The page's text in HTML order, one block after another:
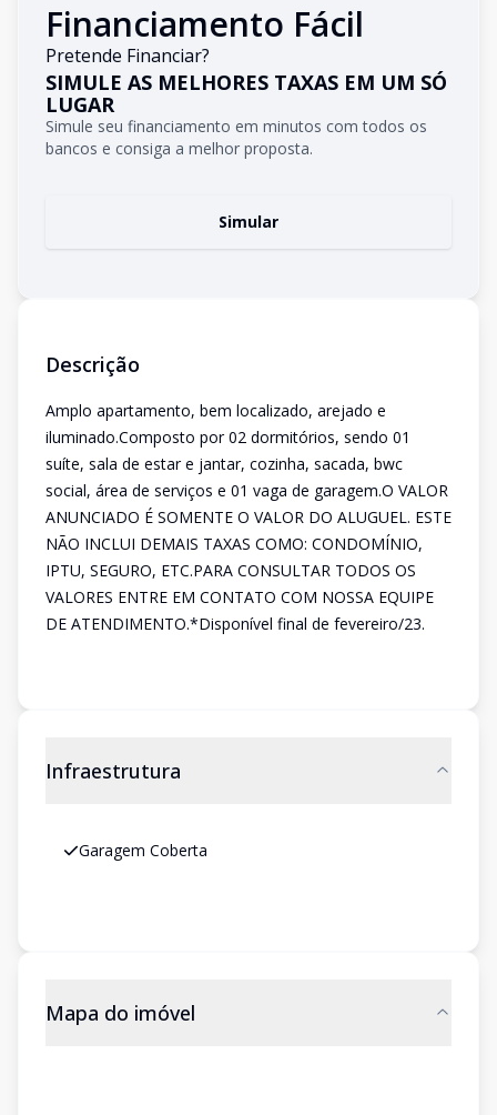
Financiamento Fácil
Pretende Financiar?
SIMULE AS MELHORES TAXAS EM UM SÓ
LUGAR
Simule seu financiamento em minutos com todos os
bancos e consiga a melhor proposta.
Simular
Descrição
Amplo apartamento, bem localizado, arejado e
iluminado.Composto por 02 dormitórios, sendo 01
suíte, sala de estar e jantar, cozinha, sacada, bwc
social, área de serviços e 01 vaga de garagem.O VALOR
ANUNCIADO É SOMENTE O VALOR DO ALUGUEL. ESTE
NÃO INCLUI DEMAIS TAXAS COMO: CONDOMÍNIO,
IPTU, SEGURO, ETC.PARA CONSULTAR TODOS OS
VALORES ENTRE EM CONTATO COM NOSSA EQUIPE
DE ATENDIMENTO.*Disponível final de fevereiro/23.
Infraestrutura
Garagem Coberta
Mapa do imóvel